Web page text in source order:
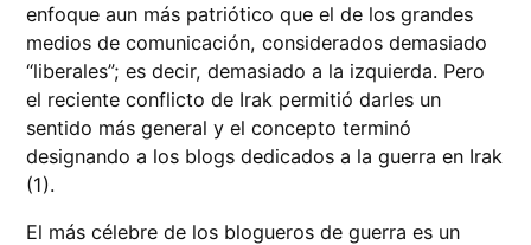
enfoque aun más patriótico que el de los grandes
medios de comunicación, considerados demasiado
“liberales”; es decir, demasiado a la izquierda. Pero
el reciente conflicto de Irak permitió darles un
sentido más general y el concepto terminó
designando a los blogs dedicados a la guerra en Irak
(1).
El más célebre de los blogueros de guerra es un